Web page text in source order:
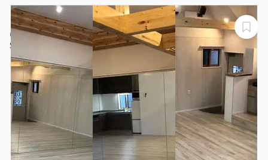
【駒込駅北口🚶2分】‍ダンス🕺フィットネス・ヨガ👌撮影
にも📹Studio Linzerin
Studio Linzerin